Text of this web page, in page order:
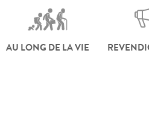
AU LONG DE LA VIE